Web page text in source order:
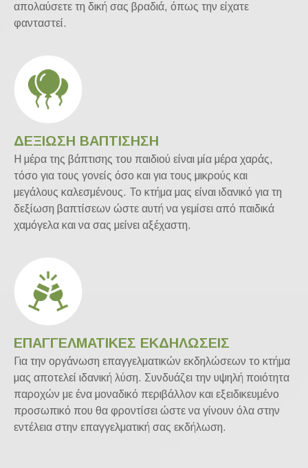
απολαύσετε τη δική σας βραδιά, όπως την είχατε
φανταστεί.
ΔΕΞΙΩΣΗ ΒΑΠΤΙΣΗΣΗ
Η μέρα της βάπτισης του παιδιού είναι μία μέρα χαράς,
τόσο για τους γονείς όσο και για τους μικρούς και
μεγάλους καλεσμένους. Το κτήμα μας είναι ιδανικό για τη
δεξίωση βαπτίσεων ώστε αυτή να γεμίσει από παιδικά
χαμόγελα και να σας μείνει αξέχαστη.
ΕΠΑΓΓΕΛΜΑΤΙΚΕΣ ΕΚΔΗΛΩΣΕΙΣ
Για την οργάνωση επαγγελματικών εκδηλώσεων το κτήμα
μας αποτελεί ιδανική λύση. Συνδυάζει την υψηλή ποιότητα
παροχών με ένα μοναδικό περιβάλλον και εξειδικευμένο
προσωπικό που θα φροντίσει ώστε να γίνουν όλα στην
εντέλεια στην επαγγελματική σας εκδήλωση.